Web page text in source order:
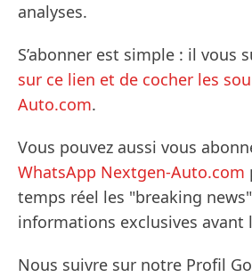
analyses.
S’abonner est simple : il vous
sur ce lien et de cocher les
Auto.com.
Vous pouvez aussi vous
WhatsApp Nextgen-Auto.com
temps réel les "breaking
informations exclusives avant
Nous suivre sur notre Profil